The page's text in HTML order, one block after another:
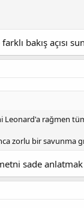
bakış açısı
Leonard'a rağmen
zorlu bir savunma
sade